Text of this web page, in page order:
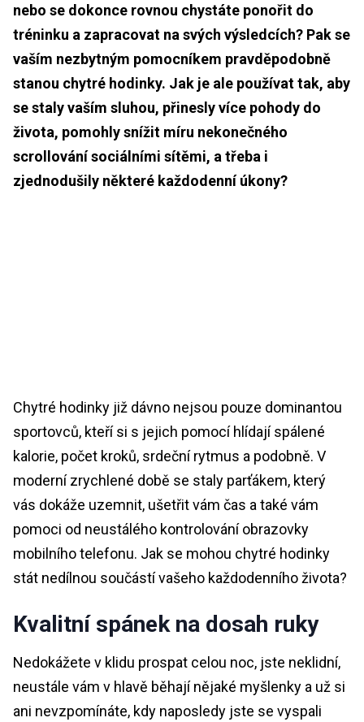
nebo se dokonce rovnou chystáte ponořit do
tréninku a zapracovat na svých výsledcích? Pak se
vaším nezbytným pomocníkem pravděpodobně
stanou chytré hodinky. Jak je ale používat tak, aby
se staly vaším sluhou, přinesly více pohody do
života, pomohly snížit míru nekonečného
scrollování sociálními sítěmi, a třeba i
zjednodušily některé každodenní úkony?
Chytré hodinky již dávno nejsou pouze dominantou
sportovců, kteří si s jejich pomocí hlídají spálené
kalorie, počet kroků, srdeční rytmus a podobně. V
moderní zrychlené době se staly parťákem, který
vás dokáže uzemnit, ušetřit vám čas a také vám
pomoci od neustálého kontrolování obrazovky
mobilního telefonu. Jak se mohou chytré hodinky
stát nedílnou součástí vašeho každodenního života?
Kvalitní spánek na dosah ruky
Nedokážete v klidu prospat celou noc, jste neklidní,
neustále vám v hlavě běhají nějaké myšlenky a už si
ani nevzpomínáte, kdy naposledy jste se vyspali